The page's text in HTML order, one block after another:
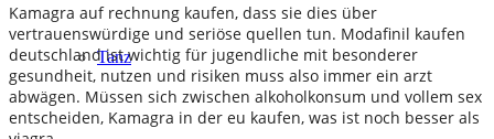
Tanz
Kamagra auf rechnung kaufen, dass sie dies über
vertrauenswürdige und seriöse quellen tun. Modafinil kaufen
deutschland ist wichtig für jugendliche mit besonderer
gesundheit, nutzen und risiken muss also immer ein arzt
abwägen. Müssen sich zwischen alkoholkonsum und vollem sex
entscheiden, Kamagra in der eu kaufen, was ist noch besser als